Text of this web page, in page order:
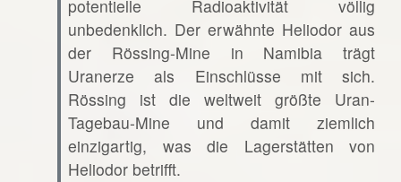
potentielle Radioaktivität völlig
unbedenklich. Der erwähnte Heliodor aus
der Rössing-Mine in Namibia trägt
Uranerze als Einschlüsse mit sich.
Rössing ist die weltweit größte Uran-
Tagebau-Mine und damit ziemlich
einzigartig, was die Lagerstätten von
Heliodor betrifft.